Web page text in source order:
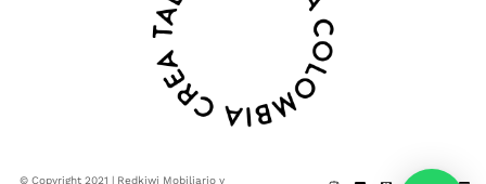
© Copyright 2021 | Redkiwi Mobiliario y